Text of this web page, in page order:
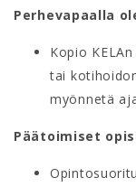
Perhevapaalla
Kopio
tai
myönnetä
Päätoimiset